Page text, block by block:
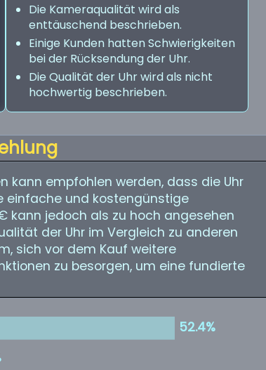
Die Kameraqualität wird als
enttäuschend beschrieben.
Einige Kunden hatten Schwierigkeiten
bei der Rücksendung der Uhr.
Die Qualität der Uhr wird als nicht
hochwertig beschrieben.
kann empfohlen werden, dass die Uhr
einfache und kostengünstige
kann jedoch als zu hoch angesehen
der Uhr im Vergleich zu anderen
sich vor dem Kauf weitere
zu besorgen, um eine fundierte